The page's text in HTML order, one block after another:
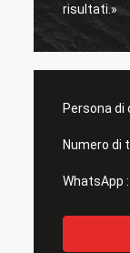
risultati.»
Persona
Numero di
WhatsApp :